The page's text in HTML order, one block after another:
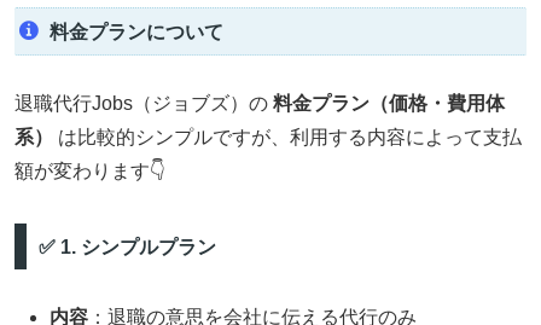
料金プランについて
退職代行Jobs（ジョブズ）の 料金プラン（価格・費用体
系）
は比較的シンプルですが、利用する内容によって支払
額が変わります👇
✅ 1. シンプルプラン
内容 ：退職の意思を会社に伝える代行のみ